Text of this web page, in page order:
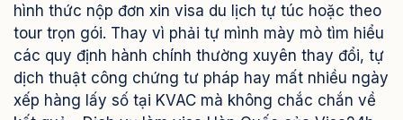
hình thức nộp đơn xin visa du lịch tự túc hoặc theo
tour trọn gói. Thay vì phải tự mình mày mò tìm hiểu
các quy định hành chính thường xuyên thay đổi, tự
dịch thuật công chứng tư pháp hay mất nhiều ngày
xếp hàng lấy số tại KVAC mà không chắc chắn về